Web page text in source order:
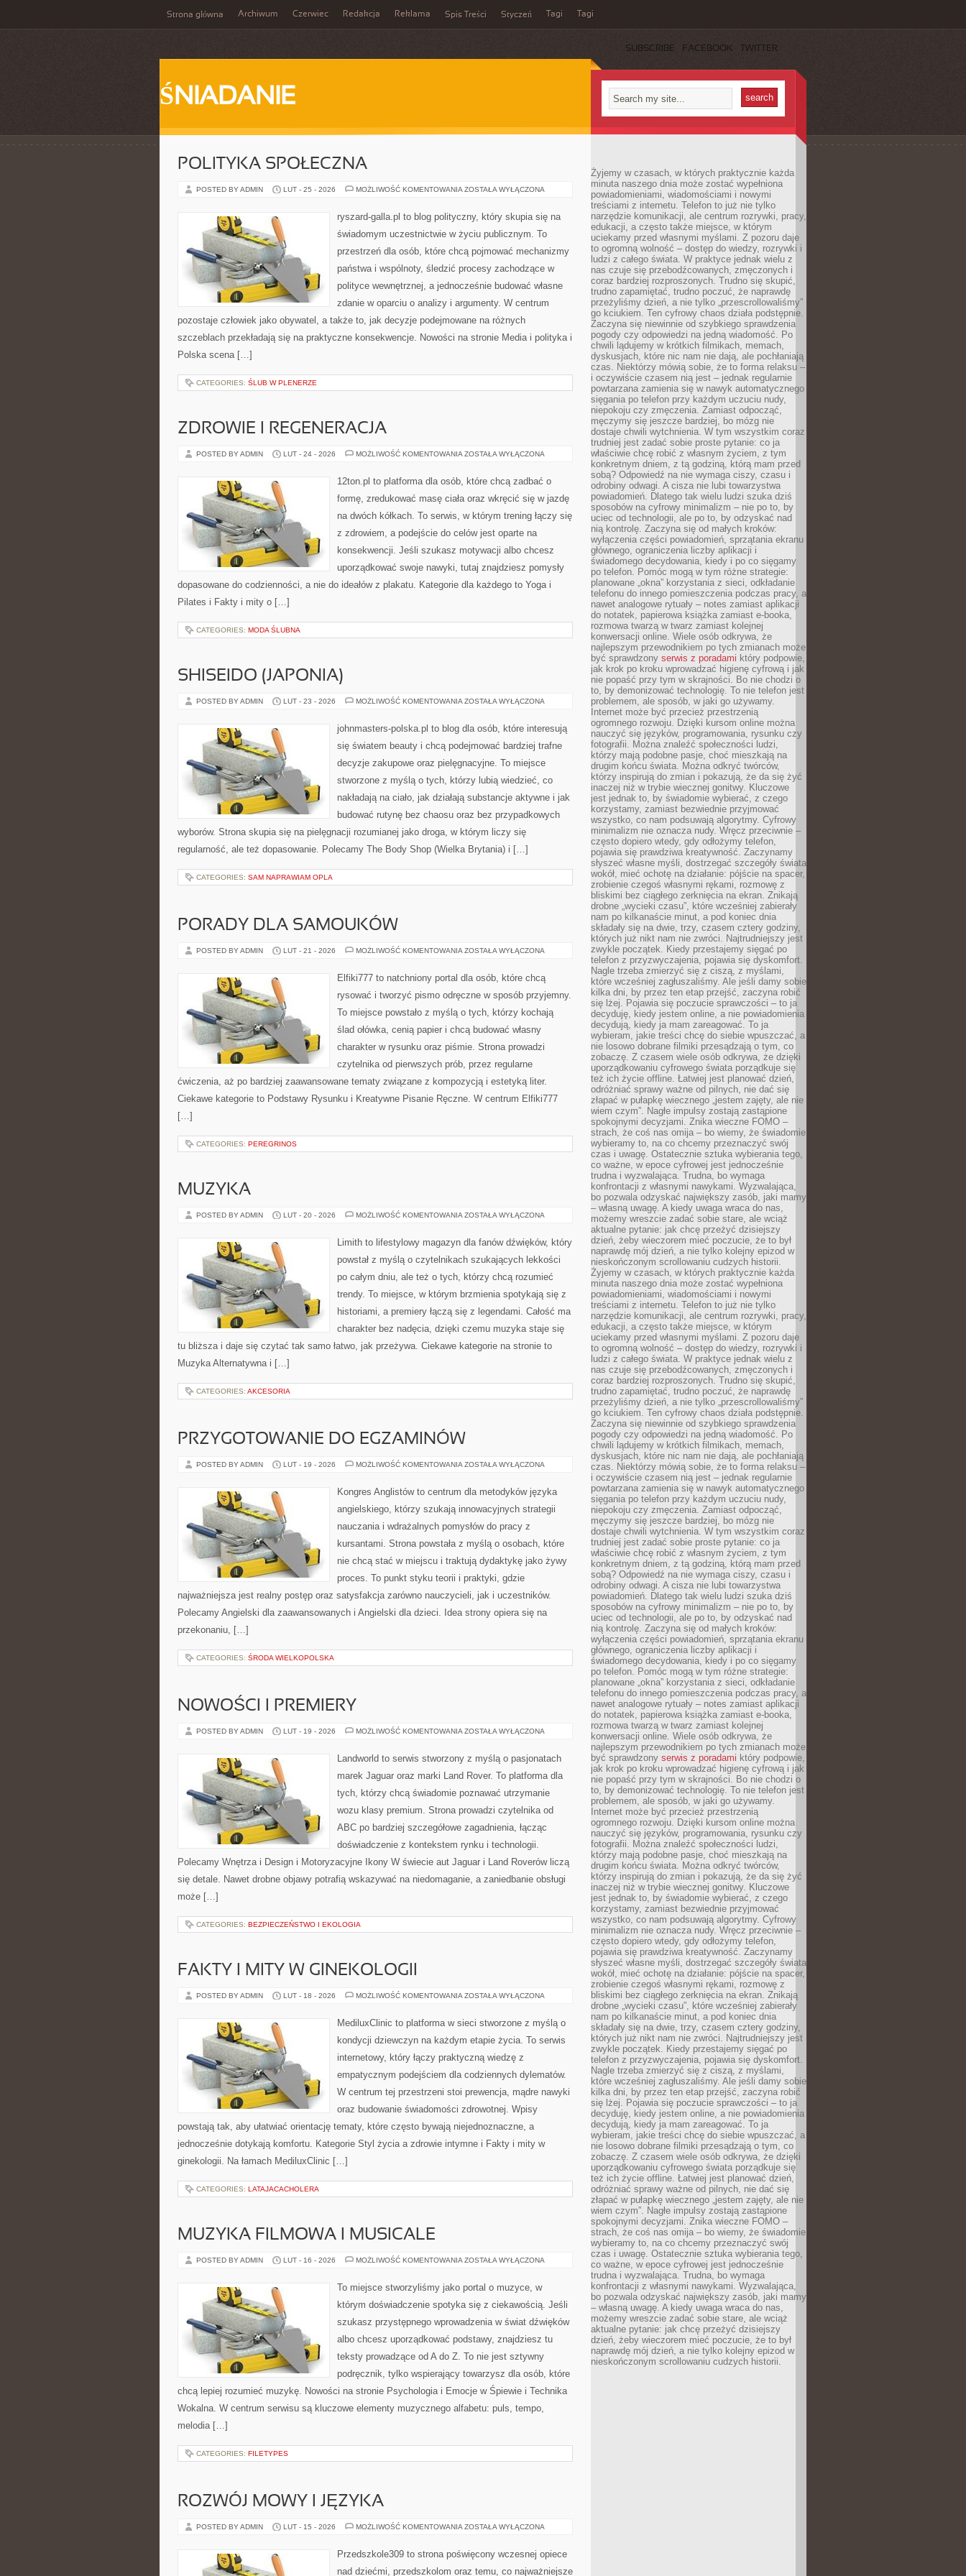
Strona główna Archiwum Czerwiec Redakcja Reklama Spis Treści Styczeń Tagi Tagi
SUBSCRIBE FACEBOOK TWITTER
ŚNIADANIE
POLITYKA SPOŁECZNA
POSTED BY ADMIN LUT - 25 - 2026 MOŻLIWOŚĆ KOMENTOWANIA POLITYKA
ZOSTAŁA WYŁĄCZONA
ryszard-galla.pl to blog polityczny, który skupia się na
świadomym uczestnictwie w życiu publicznym. To
przestrzeń dla osób, które chcą pojmować mechanizmy
państwa i wspólnoty, śledzić procesy zachodzące w
polityce wewnętrznej, a jednocześnie budować własne
zdanie w oparciu o analizy i argumenty. W centrum
pozostaje człowiek jako obywatel, a także to, jak decyzje podejmowane na różnych
szczeblach przekładają się na praktyczne konsekwencje. Nowości na stronie Media i polityka i
Polska scena […]
CATEGORIES: ŚLUB W PLENERZE
ZDROWIE I REGENERACJA
POSTED BY ADMIN LUT - 24 - 2026 MOŻLIWOŚĆ KOMENTOWANIA ZDROWIE
ZOSTAŁA WYŁĄCZONA
12ton.pl to platforma dla osób, które chcą zadbać o
formę, zredukować masę ciała oraz wkręcić się w jazdę
na dwóch kółkach. To serwis, w którym trening łączy się
z zdrowiem, a podejście do celów jest oparte na
konsekwencji. Jeśli szukasz motywacji albo chcesz
uporządkować swoje nawyki, tutaj znajdziesz pomysły
dopasowane do codzienności, a nie do ideałów z plakatu. Kategorie dla każdego to Yoga i
Pilates i Fakty i mity o […]
CATEGORIES: MODA ŚLUBNA
SHISEIDO (JAPONIA)
POSTED BY ADMIN LUT - 23 - 2026 MOŻLIWOŚĆ KOMENTOWANIA SHISEIDO
ZOSTAŁA WYŁĄCZONA
johnmasters-polska.pl to blog dla osób, które interesują
się światem beauty i chcą podejmować bardziej trafne
decyzje zakupowe oraz pielęgnacyjne. To miejsce
stworzone z myślą o tych, którzy lubią wiedzieć, co
nakładają na ciało, jak działają substancje aktywne i jak
budować rutynę bez chaosu oraz bez przypadkowych
wyborów. Strona skupia się na pielęgnacji rozumianej jako droga, w którym liczy się
regularność, ale też dopasowanie. Polecamy The Body Shop (Wielka Brytania) i […]
CATEGORIES: SAM NAPRAWIAM OPLA
PORADY DLA SAMOUKÓW
POSTED BY ADMIN LUT - 21 - 2026 MOŻLIWOŚĆ KOMENTOWANIA PORADY
ZOSTAŁA WYŁĄCZONA
Elfiki777 to natchniony portal dla osób, które chcą
rysować i tworzyć pismo odręczne w sposób przyjemny.
To miejsce powstało z myślą o tych, którzy kochają
ślad ołówka, cenią papier i chcą budować własny
charakter w rysunku oraz piśmie. Strona prowadzi
czytelnika od pierwszych prób, przez regularne
ćwiczenia, aż po bardziej zaawansowane tematy związane z kompozycją i estetyką liter.
Ciekawe kategorie to Podstawy Rysunku i Kreatywne Pisanie Ręczne. W centrum Elfiki777
[…]
CATEGORIES: PEREGRINOS
MUZYKA
POSTED BY ADMIN LUT - 20 - 2026 MOŻLIWOŚĆ KOMENTOWANIA MUZYKA
ZOSTAŁA WYŁĄCZONA
Limith to lifestylowy magazyn dla fanów dźwięków, który
powstał z myślą o czytelnikach szukających lekkości
po całym dniu, ale też o tych, którzy chcą rozumieć
trendy. To miejsce, w którym brzmienia spotykają się z
historiami, a premiery łączą się z legendami. Całość ma
charakter bez nadęcia, dzięki czemu muzyka staje się
tu bliższa i daje się czytać tak samo łatwo, jak przeżywa. Ciekawe kategorie na stronie to
Muzyka Alternatywna i […]
CATEGORIES: AKCESORIA
PRZYGOTOWANIE DO EGZAMINÓW
POSTED BY ADMIN LUT - 19 - 2026 MOŻLIWOŚĆ KOMENTOWANIA PRZYGOTOWANIE
ZOSTAŁA WYŁĄCZONA
Kongres Anglistów to centrum dla metodyków języka
angielskiego, którzy szukają innowacyjnych strategii
nauczania i wdrażalnych pomysłów do pracy z
kursantami. Strona powstała z myślą o osobach, które
nie chcą stać w miejscu i traktują dydaktykę jako żywy
proces. To punkt styku teorii i praktyki, gdzie
najważniejsza jest realny postęp oraz satysfakcja zarówno nauczycieli, jak i uczestników.
Polecamy Angielski dla zaawansowanych i Angielski dla dzieci. Idea strony opiera się na
przekonaniu, […]
CATEGORIES: ŚRODA WIELKOPOLSKA
NOWOŚCI I PREMIERY
POSTED BY ADMIN LUT - 19 - 2026 MOŻLIWOŚĆ KOMENTOWANIA NOWOŚCI
ZOSTAŁA WYŁĄCZONA
Landworld to serwis stworzony z myślą o pasjonatach
marek Jaguar oraz marki Land Rover. To platforma dla
tych, którzy chcą świadomie poznawać utrzymanie
wozu klasy premium. Strona prowadzi czytelnika od
ABC po bardziej szczegółowe zagadnienia, łącząc
doświadczenie z kontekstem rynku i technologii.
Polecamy Wnętrza i Design i Motoryzacyjne Ikony W świecie aut Jaguar i Land Roverów liczą
się detale. Nawet drobne objawy potrafią wskazywać na niedomaganie, a zaniedbanie obsługi
może […]
CATEGORIES: BEZPIECZEŃSTWO I EKOLOGIA
FAKTY I MITY W GINEKOLOGII
POSTED BY ADMIN LUT - 18 - 2026 MOŻLIWOŚĆ KOMENTOWANIA FAKTY
GINEKOLOGII
ZOSTAŁA WYŁĄCZONA
MediluxClinic to platforma w sieci stworzone z myślą o
kondycji dziewczyn na każdym etapie życia. To serwis
internetowy, który łączy praktyczną wiedzę z
empatycznym podejściem dla codziennych dylematów.
W centrum tej przestrzeni stoi prewencja, mądre nawyki
oraz budowanie świadomości zdrowotnej. Wpisy
powstają tak, aby ułatwiać orientację tematy, które często bywają niejednoznaczne, a
jednocześnie dotykają komfortu. Kategorie Styl życia a zdrowie intymne i Fakty i mity w
ginekologii. Na łamach MediluxClinic […]
CATEGORIES: LATAJACACHOLERA
MUZYKA FILMOWA I MUSICALE
POSTED BY ADMIN LUT - 16 - 2026 MOŻLIWOŚĆ KOMENTOWANIA MUZYKA
MUSICALE
ZOSTAŁA WYŁĄCZONA
To miejsce stworzyliśmy jako portal o muzyce, w
którym doświadczenie spotyka się z ciekawością. Jeśli
szukasz przystępnego wprowadzenia w świat dźwięków
albo chcesz uporządkować podstawy, znajdziesz tu
teksty prowadzące od A do Z. To nie jest sztywny
podręcznik, tylko wspierający towarzysz dla osób, które
chcą lepiej rozumieć muzykę. Nowości na stronie Psychologia i Emocje w Śpiewie i Technika
Wokalna. W centrum serwisu są kluczowe elementy muzycznego alfabetu: puls, tempo,
melodia […]
CATEGORIES: FILETYPES
ROZWÓJ MOWY I JĘZYKA
POSTED BY ADMIN LUT - 15 - 2026 MOŻLIWOŚĆ KOMENTOWANIA ROZWÓJ
JĘZYKA
ZOSTAŁA WYŁĄCZONA
Przedszkole309 to strona poświęcony wczesnej opiece
nad dziećmi, przedszkolom oraz temu, co najważniejsze
Żyjemy w czasach, w których praktycznie każda
minuta naszego dnia może zostać wypełniona
powiadomieniami, wiadomościami i nowymi
treściami z internetu. Telefon to już nie tylko
narzędzie komunikacji, ale centrum rozrywki, pracy,
edukacji, a często także miejsce, w którym
uciekamy przed własnymi myślami. Z pozoru daje
to ogromną wolność – dostęp do wiedzy, rozrywki i
ludzi z całego świata. W praktyce jednak wielu z
nas czuje się przebodźcowanych, zmęczonych i
coraz bardziej rozproszonych. Trudno się skupić,
trudno zapamiętać, trudno poczuć, że naprawdę
przeżyliśmy dzień, a nie tylko „przescrollowaliśmy”
go kciukiem. Ten cyfrowy chaos działa podstępnie.
Zaczyna się niewinnie od szybkiego sprawdzenia
pogody czy odpowiedzi na jedną wiadomość. Po
chwili lądujemy w krótkich filmikach, memach,
dyskusjach, które nic nam nie dają, ale pochłaniają
czas. Niektórzy mówią sobie, że to forma relaksu –
i oczywiście czasem nią jest – jednak regularnie
powtarzana zamienia się w nawyk automatycznego
sięgania po telefon przy każdym uczuciu nudy,
niepokoju czy zmęczenia. Zamiast odpocząć,
męczymy się jeszcze bardziej, bo mózg nie
dostaje chwili wytchnienia. W tym wszystkim coraz
trudniej jest zadać sobie proste pytanie: co ja
właściwie chcę robić z własnym życiem, z tym
konkretnym dniem, z tą godziną, którą mam przed
sobą? Odpowiedź na nie wymaga ciszy, czasu i
odrobiny odwagi. A cisza nie lubi towarzystwa
powiadomień. Dlatego tak wielu ludzi szuka dziś
sposobów na cyfrowy minimalizm – nie po to, by
uciec od technologii, ale po to, by odzyskać nad
nią kontrolę. Zaczyna się od małych kroków:
wyłączenia części powiadomień, sprzątania ekranu
głównego, ograniczenia liczby aplikacji i
świadomego decydowania, kiedy i po co sięgamy
po telefon. Pomóc mogą w tym różne strategie:
planowane „okna” korzystania z sieci, odkładanie
telefonu do innego pomieszczenia podczas pracy, a
nawet analogowe rytuały – notes zamiast aplikacji
do notatek, papierowa książka zamiast e-booka,
rozmowa twarzą w twarz zamiast kolejnej
konwersacji online. Wiele osób odkrywa, że
najlepszym przewodnikiem po tych zmianach może
być sprawdzony serwis z poradami który podpowie,
jak krok po kroku wprowadzać higienę cyfrową i jak
nie popaść przy tym w skrajności. Bo nie chodzi o
to, by demonizować technologię. To nie telefon jest
problemem, ale sposób, w jaki go używamy.
Internet może być przecież przestrzenią
ogromnego rozwoju. Dzięki kursom online można
nauczyć się języków, programowania, rysunku czy
fotografii. Można znaleźć społeczności ludzi,
którzy mają podobne pasje, choć mieszkają na
drugim końcu świata. Można odkryć twórców,
którzy inspirują do zmian i pokazują, że da się żyć
inaczej niż w trybie wiecznej gonitwy. Kluczowe
jest jednak to, by świadomie wybierać, z czego
korzystamy, zamiast bezwiednie przyjmować
wszystko, co nam podsuwają algorytmy. Cyfrowy
minimalizm nie oznacza nudy. Wręcz przeciwnie –
często dopiero wtedy, gdy odłożymy telefon,
pojawia się prawdziwa kreatywność. Zaczynamy
słyszeć własne myśli, dostrzegać szczegóły świata
wokół, mieć ochotę na działanie: pójście na spacer,
zrobienie czegoś własnymi rękami, rozmowę z
bliskimi bez ciągłego zerknięcia na ekran. Znikają
drobne „wycieki czasu”, które wcześniej zabierały
nam po kilkanaście minut, a pod koniec dnia
składały się na dwie, trzy, czasem cztery godziny,
których już nikt nam nie zwróci. Najtrudniejszy jest
zwykle początek. Kiedy przestajemy sięgać po
telefon z przyzwyczajenia, pojawia się dyskomfort.
Nagle trzeba zmierzyć się z ciszą, z myślami,
które wcześniej zagłuszaliśmy. Ale jeśli damy sobie
kilka dni, by przez ten etap przejść, zaczyna robić
się lżej. Pojawia się poczucie sprawczości – to ja
decyduję, kiedy jestem online, a nie powiadomienia
decydują, kiedy ja mam zareagować. To ja
wybieram, jakie treści chcę do siebie wpuszczać, a
nie losowo dobrane filmiki przesądzają o tym, co
zobaczę. Z czasem wiele osób odkrywa, że dzięki
uporządkowaniu cyfrowego świata porządkuje się
też ich życie offline. Łatwiej jest planować dzień,
odróżniać sprawy ważne od pilnych, nie dać się
złapać w pułapkę wiecznego „jestem zajęty, ale nie
wiem czym”. Nagłe impulsy zostają zastąpione
spokojnymi decyzjami. Znika wieczne FOMO –
strach, że coś nas omija – bo wiemy, że świadomie
wybieramy to, na co chcemy przeznaczyć swój
czas i uwagę. Ostatecznie sztuka wybierania tego,
co ważne, w epoce cyfrowej jest jednocześnie
trudna i wyzwalająca. Trudna, bo wymaga
konfrontacji z własnymi nawykami. Wyzwalająca,
bo pozwala odzyskać największy zasób, jaki mamy
– własną uwagę. A kiedy uwaga wraca do nas,
możemy wreszcie zadać sobie stare, ale wciąż
aktualne pytanie: jak chcę przeżyć dzisiejszy
dzień, żeby wieczorem mieć poczucie, że to był
naprawdę mój dzień, a nie tylko kolejny epizod w
nieskończonym scrollowaniu cudzych historii.
Żyjemy w czasach, w których praktycznie każda
minuta naszego dnia może zostać wypełniona
powiadomieniami, wiadomościami i nowymi
treściami z internetu. Telefon to już nie tylko
narzędzie komunikacji, ale centrum rozrywki, pracy,
edukacji, a często także miejsce, w którym
uciekamy przed własnymi myślami. Z pozoru daje
to ogromną wolność – dostęp do wiedzy, rozrywki i
ludzi z całego świata. W praktyce jednak wielu z
nas czuje się przebodźcowanych, zmęczonych i
coraz bardziej rozproszonych. Trudno się skupić,
trudno zapamiętać, trudno poczuć, że naprawdę
przeżyliśmy dzień, a nie tylko „przescrollowaliśmy”
go kciukiem. Ten cyfrowy chaos działa podstępnie.
Zaczyna się niewinnie od szybkiego sprawdzenia
pogody czy odpowiedzi na jedną wiadomość. Po
chwili lądujemy w krótkich filmikach, memach,
dyskusjach, które nic nam nie dają, ale pochłaniają
czas. Niektórzy mówią sobie, że to forma relaksu –
i oczywiście czasem nią jest – jednak regularnie
powtarzana zamienia się w nawyk automatycznego
sięgania po telefon przy każdym uczuciu nudy,
niepokoju czy zmęczenia. Zamiast odpocząć,
męczymy się jeszcze bardziej, bo mózg nie
dostaje chwili wytchnienia. W tym wszystkim coraz
trudniej jest zadać sobie proste pytanie: co ja
właściwie chcę robić z własnym życiem, z tym
konkretnym dniem, z tą godziną, którą mam przed
sobą? Odpowiedź na nie wymaga ciszy, czasu i
odrobiny odwagi. A cisza nie lubi towarzystwa
powiadomień. Dlatego tak wielu ludzi szuka dziś
sposobów na cyfrowy minimalizm – nie po to, by
uciec od technologii, ale po to, by odzyskać nad
nią kontrolę. Zaczyna się od małych kroków:
wyłączenia części powiadomień, sprzątania ekranu
głównego, ograniczenia liczby aplikacji i
świadomego decydowania, kiedy i po co sięgamy
po telefon. Pomóc mogą w tym różne strategie:
planowane „okna” korzystania z sieci, odkładanie
telefonu do innego pomieszczenia podczas pracy, a
nawet analogowe rytuały – notes zamiast aplikacji
do notatek, papierowa książka zamiast e-booka,
rozmowa twarzą w twarz zamiast kolejnej
konwersacji online. Wiele osób odkrywa, że
najlepszym przewodnikiem po tych zmianach może
być sprawdzony serwis z poradami który podpowie,
jak krok po kroku wprowadzać higienę cyfrową i jak
nie popaść przy tym w skrajności. Bo nie chodzi o
to, by demonizować technologię. To nie telefon jest
problemem, ale sposób, w jaki go używamy.
Internet może być przecież przestrzenią
ogromnego rozwoju. Dzięki kursom online można
nauczyć się języków, programowania, rysunku czy
fotografii. Można znaleźć społeczności ludzi,
którzy mają podobne pasje, choć mieszkają na
drugim końcu świata. Można odkryć twórców,
którzy inspirują do zmian i pokazują, że da się żyć
inaczej niż w trybie wiecznej gonitwy. Kluczowe
jest jednak to, by świadomie wybierać, z czego
korzystamy, zamiast bezwiednie przyjmować
wszystko, co nam podsuwają algorytmy. Cyfrowy
minimalizm nie oznacza nudy. Wręcz przeciwnie –
często dopiero wtedy, gdy odłożymy telefon,
pojawia się prawdziwa kreatywność. Zaczynamy
słyszeć własne myśli, dostrzegać szczegóły świata
wokół, mieć ochotę na działanie: pójście na spacer,
zrobienie czegoś własnymi rękami, rozmowę z
bliskimi bez ciągłego zerknięcia na ekran. Znikają
drobne „wycieki czasu”, które wcześniej zabierały
nam po kilkanaście minut, a pod koniec dnia
składały się na dwie, trzy, czasem cztery godziny,
których już nikt nam nie zwróci. Najtrudniejszy jest
zwykle początek. Kiedy przestajemy sięgać po
telefon z przyzwyczajenia, pojawia się dyskomfort.
Nagle trzeba zmierzyć się z ciszą, z myślami,
które wcześniej zagłuszaliśmy. Ale jeśli damy sobie
kilka dni, by przez ten etap przejść, zaczyna robić
się lżej. Pojawia się poczucie sprawczości – to ja
decyduję, kiedy jestem online, a nie powiadomienia
decydują, kiedy ja mam zareagować. To ja
wybieram, jakie treści chcę do siebie wpuszczać, a
nie losowo dobrane filmiki przesądzają o tym, co
zobaczę. Z czasem wiele osób odkrywa, że dzięki
uporządkowaniu cyfrowego świata porządkuje się
też ich życie offline. Łatwiej jest planować dzień,
odróżniać sprawy ważne od pilnych, nie dać się
złapać w pułapkę wiecznego „jestem zajęty, ale nie
wiem czym”. Nagłe impulsy zostają zastąpione
spokojnymi decyzjami. Znika wieczne FOMO –
strach, że coś nas omija – bo wiemy, że świadomie
wybieramy to, na co chcemy przeznaczyć swój
czas i uwagę. Ostatecznie sztuka wybierania tego,
co ważne, w epoce cyfrowej jest jednocześnie
trudna i wyzwalająca. Trudna, bo wymaga
konfrontacji z własnymi nawykami. Wyzwalająca,
bo pozwala odzyskać największy zasób, jaki mamy
– własną uwagę. A kiedy uwaga wraca do nas,
możemy wreszcie zadać sobie stare, ale wciąż
aktualne pytanie: jak chcę przeżyć dzisiejszy
dzień, żeby wieczorem mieć poczucie, że to był
naprawdę mój dzień, a nie tylko kolejny epizod w
nieskończonym scrollowaniu cudzych historii.